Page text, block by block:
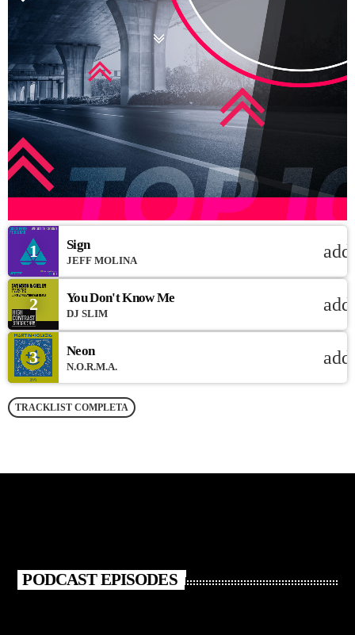
1 Sign
JEFF MOLINA
2 You Don't Know Me
DJ SLIM
3 Neon
N.O.R.M.A.
TRACKLIST COMPLETA
PODCAST EPISODES